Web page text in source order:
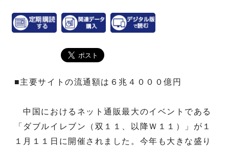
■主要サイトの流通額は６兆４０００億円
中国におけるネット通販最大のイベントである
「ダブルイレブン（双１１、以降Ｗ１１）」が１
１月１１日に開催されました。今年も大きな盛り